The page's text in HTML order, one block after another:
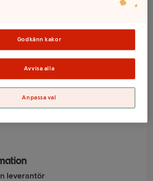
Crema
Hela
1kg Melitta
leverantör
Godkänn kakor
Avvisa alla
Anpassa val